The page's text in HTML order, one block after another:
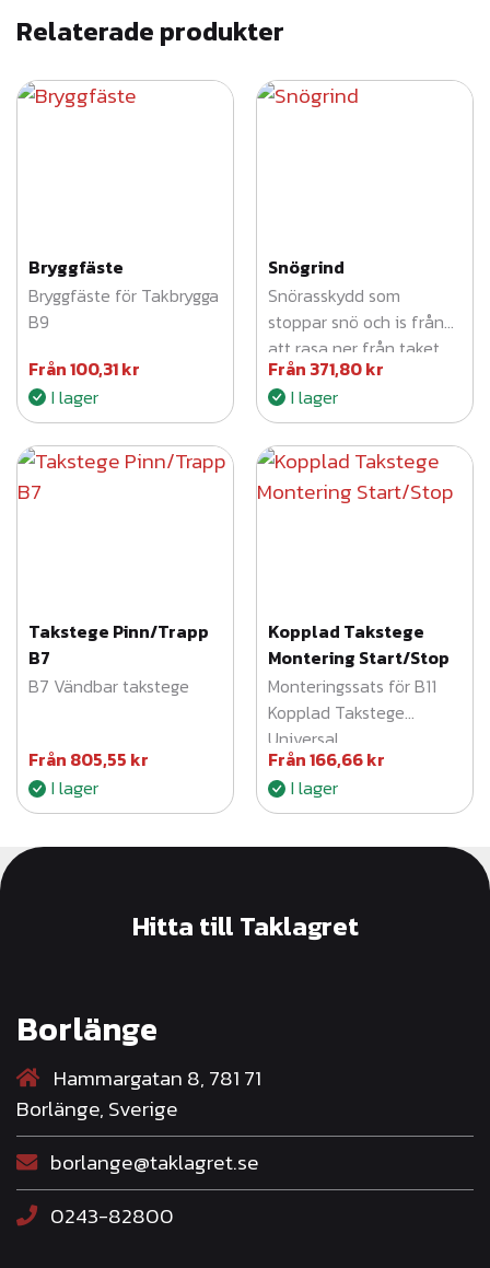
i
c
k
t
Relaterade produkter
Bryggfäste
Bryggfäste för Takbrygga
B9
Från100,31kr
I lager
Snögrind
Snörasskydd som
stoppar snö och is från
att rasa ner från taket.
Bidrar till ökad
taksäkerhet och finns i
flera längder och färger.
Från 371,80kr
I lager
Takstege Pinn/Trapp
B7
B7 Vändbar takstege
Från 805,55 kr
I lager
Kopplad Takstege
Montering Start/Stop
Monteringssats för B11
Kopplad Takstege
Universal
Från166,66kr
I lager
Hitta till Taklagret
Borlänge
Hammargatan 8, 781 71
Borlänge, Sverige
borlange@taklagret.se
0243-82800